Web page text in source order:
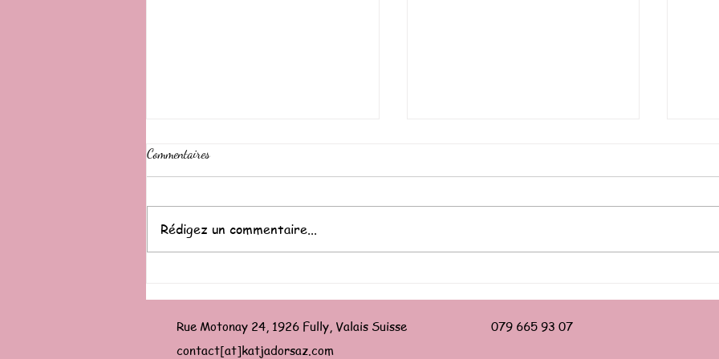
Commentaires
Rédigez un commentaire...
Rue Motonay 24, 1926 Fully, Valais Suisse
079 665 93 07
contact[at]katjadorsaz.com